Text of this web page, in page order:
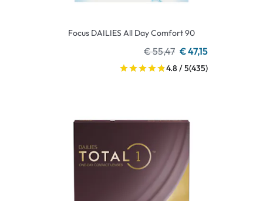
Focus DAILIES All Day Comfort 90
€ 55,47 € 47,15
4.8 / 5(435)